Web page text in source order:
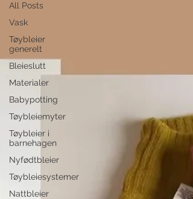
All Posts
Vask
Tøybleier
generelt
Bleieslutt
Materialer
Babypotting
Tøybleiemyter
Tøybleier i
barnehagen
Nyfødtbleier
Tøybleiesystemer
Nattbleier